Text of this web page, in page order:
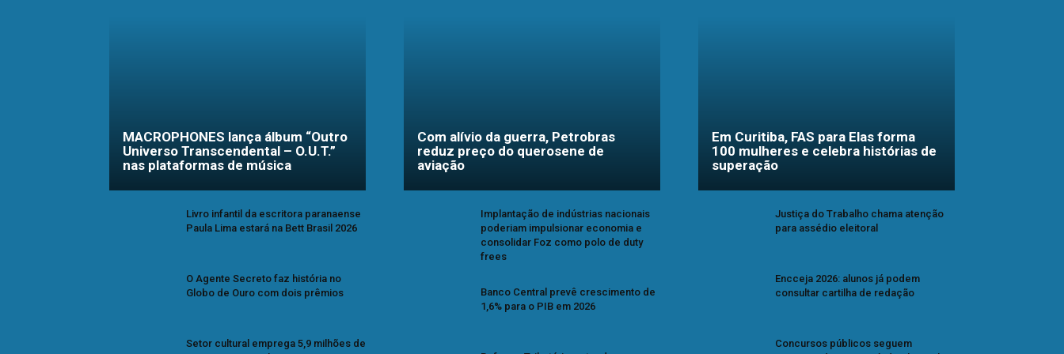
MACROPHONES lança álbum “Outro
Universo Transcendental – O.U.T.”
nas plataformas de música
Livro infantil da escritora paranaense
Paula Lima estará na Bett Brasil 2026
O Agente Secreto faz história no
Globo de Ouro com dois prêmios
Setor cultural emprega 5,9 milhões de
Com alívio da guerra, Petrobras
reduz preço do querosene de
aviação
Implantação de indústrias nacionais
poderiam impulsionar economia e
consolidar Foz como polo de duty
frees
Banco Central prevê crescimento de
1,6% para o PIB em 2026
Em Curitiba, FAS para Elas forma
100 mulheres e celebra histórias de
superação
Justiça do Trabalho chama atenção
para assédio eleitoral
Encceja 2026: alunos já podem
consultar cartilha de redação
Concursos públicos seguem